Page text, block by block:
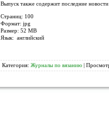
Выпуск также содержит последние
Страниц: 100
Формат: jpg
Размер: 52 MB
Язык: английский
Категория: Журналы по вязанию |